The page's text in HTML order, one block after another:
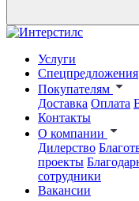
Услуги
Спецпредложения
Покупателям
Доставка Оплата
Контакты
О компании
Дилерство
проекты
сотрудники
Вакансии